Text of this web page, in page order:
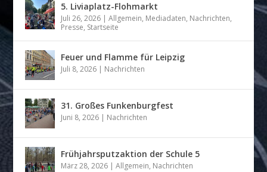
5. Liviaplatz-Flohmarkt
Juli 26, 2026 |Allgemein, Mediadaten, Nachrichten,
Presse, Startseite
Feuer und Flamme für Leipzig
Juli 8, 2026 | Nachrichten
31. Großes Funkenburgfest
Juni 8, 2026 | Nachrichten
Frühjahrsputzaktion der Schule 5
März 28, 2026 |Allgemein, Nachrichten